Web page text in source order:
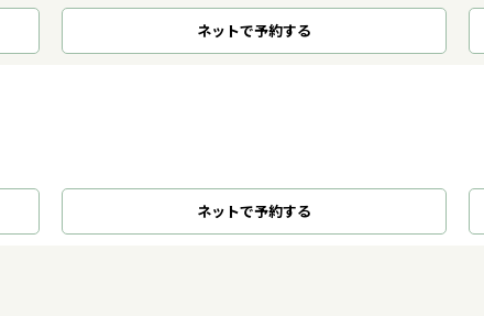
ネットで予約する
ネットで予約する